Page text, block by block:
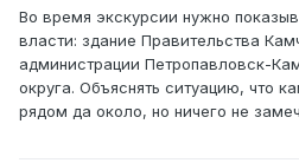
Во время экскурсии нужно
власти: здание Правительства
администрации Петропавловск-
округа. Объяснять ситуацию, что
рядом да около, но ничего не